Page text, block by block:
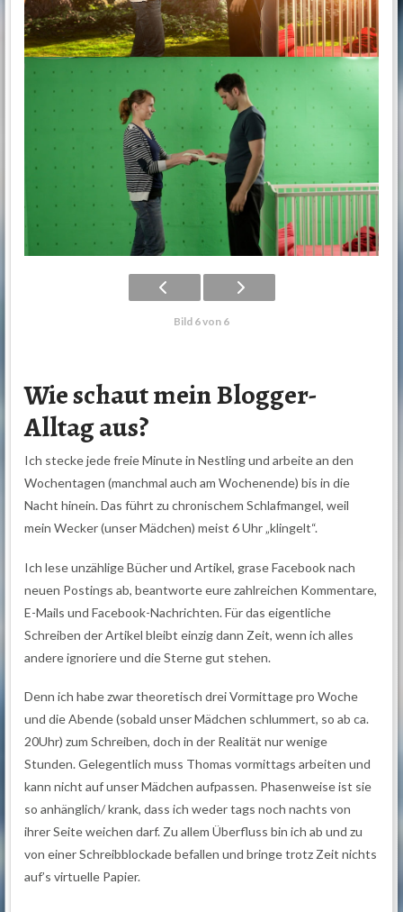
Bild 6 von 6
Wie schaut mein Blogger-
Alltag aus?
Ich stecke jede freie Minute in Nestling und arbeite an den
Wochentagen (manchmal auch am Wochenende) bis in die
Nacht hinein. Das führt zu chronischem Schlafmangel, weil
mein Wecker (unser Mädchen) meist 6 Uhr „klingelt“.
Ich lese unzählige Bücher und Artikel, grase Facebook nach
neuen Postings ab, beantworte eure zahlreichen Kommentare,
E-Mails und Facebook-Nachrichten. Für das eigentliche
Schreiben der Artikel bleibt einzig dann Zeit, wenn ich alles
andere ignoriere und die Sterne gut stehen.
Denn ich habe zwar theoretisch drei Vormittage pro Woche
und die Abende (sobald unser Mädchen schlummert, so ab ca.
20Uhr) zum Schreiben, doch in der Realität nur wenige
Stunden. Gelegentlich muss Thomas vormittags arbeiten und
kann nicht auf unser Mädchen aufpassen. Phasenweise ist sie
so anhänglich/ krank, dass ich weder tags noch nachts von
ihrer Seite weichen darf. Zu allem Überfluss bin ich ab und zu
von einer Schreibblockade befallen und bringe trotz Zeit nichts
auf’s virtuelle Papier.